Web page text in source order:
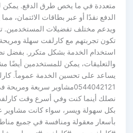
متعددة في ما يخص طرق الدفع. يمكن
الدفع نقدًا أو عبر بطاقات الائتمان،
ويدعم مختلف تفضيلات المستخدمين.
تكون تجربتهم مع كارلفت سهلة
استخدام الخدمة بشكل متكرر. بفضل
والتعليقات، يمكن للمستخدمين أيضًا
يساعد على تحسين الخدمة عموماً.
0544042121مشاوير سريعة
نصلك أينما كنت وفي أسرع وقت
بكل سهولة ويسر، سواء كانت
بأسعار معقولة ومنافسة في جميع